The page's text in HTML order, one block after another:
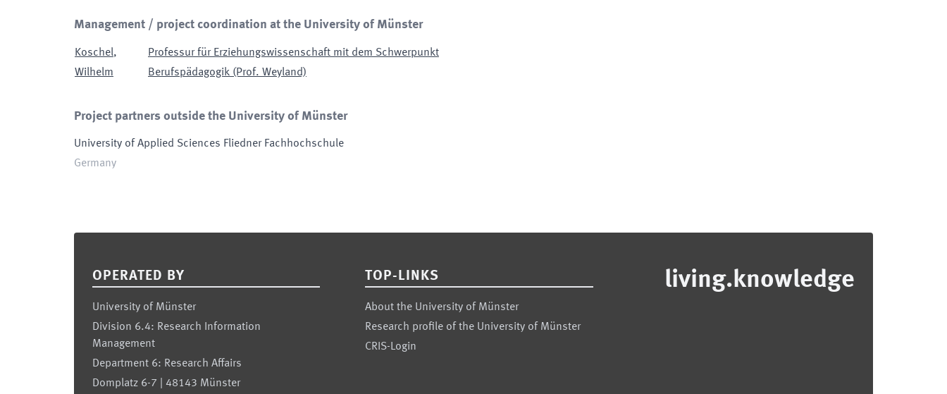
Management / project coordination at the University of Münster
Koschel,
Wilhelm
Professur für Erziehungswissenschaft mit dem Schwerpunkt
Berufspädagogik (Prof. Weyland)
Project partners outside the University of Münster
University of Applied Sciences Fliedner Fachhochschule
Germany
OPERATED BY
University of Münster
Division 6.4: Research Information
Management
Department 6: Research Affairs
Domplatz 6-7 | 48143 Münster
TOP-LINKS
About the University of Münster
Research profile of the University of Münster
CRIS-Login
living.knowledge